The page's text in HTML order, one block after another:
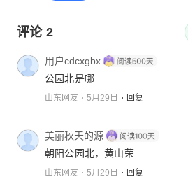
评论 2
用户cdcxgbx
公园北是哪
山东网友 5月29日 回复
美丽秋天的源
朝阳公园北，黄山荣
山东网友 5月29日 回复